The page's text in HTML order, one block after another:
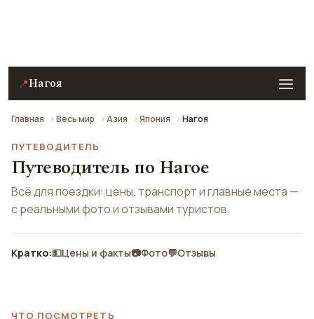
📍Нагоя
Главная Весь мир Азия Япония Нагоя
ПУТЕВОДИТЕЛЬ
Путеводитель по Нагое
Всё для поездки: цены, транспорт и главные места —
с реальными фото и отзывами туристов.
Кратко:💵Цены и факты📷Фото💬Отзывы
ЧТО ПОСМОТРЕТЬ